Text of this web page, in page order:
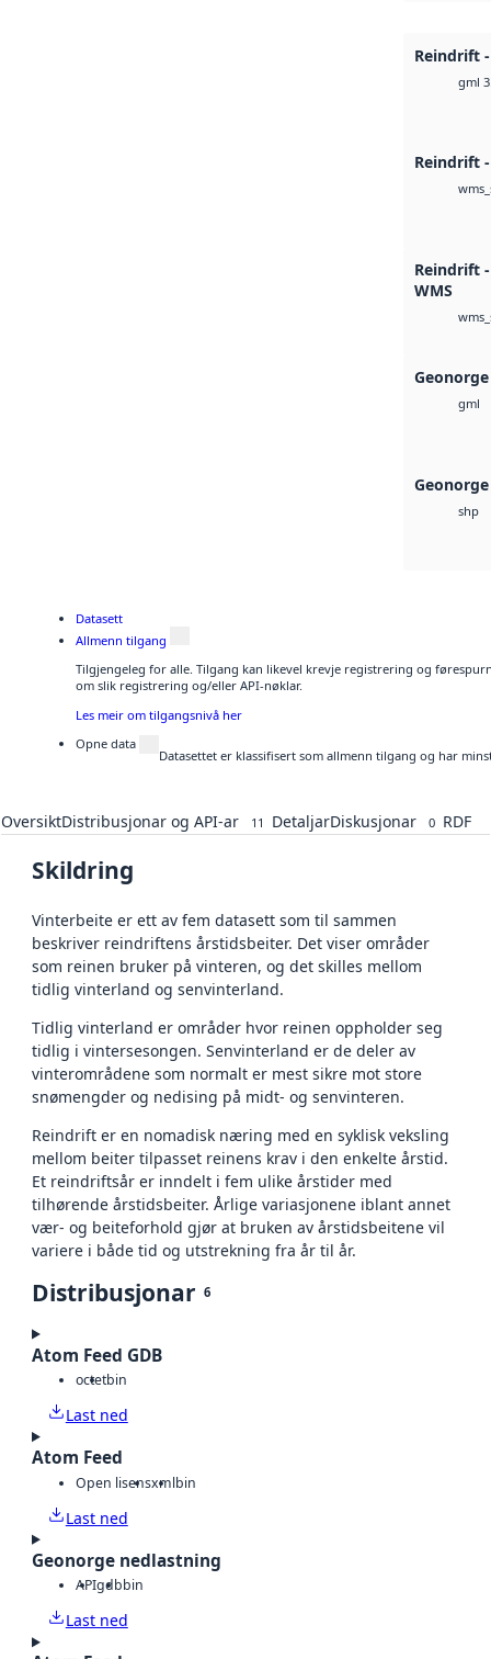
Reindrift
gml
Reindrift
Reindrift
WMS
gml
shp
Datasett
Allmenn tilgang
Tilgjengeleg for alle. Tilgang kan likevel krevje registrering og
om slik registrering og/eller API-nøklar.
Les meir om tilgangsnivå her
Opne data
Datasettet er klassifisert som allmenn tilgang og har
OversiktDistribusjonar og API-ar 11 DetaljarDiskusjonar 0 RDF
Skildring
Vinterbeite er ett av fem datasett som til sammen
beskriver reindriftens årstidsbeiter. Det viser områder
som reinen bruker på vinteren, og det skilles mellom
tidlig vinterland og senvinterland.
Tidlig vinterland er områder hvor reinen oppholder seg
tidlig i vintersesongen. Senvinterland er de deler av
vinterområdene som normalt er mest sikre mot store
snømengder og nedising på midt- og senvinteren.
Reindrift er en nomadisk næring med en syklisk veksling
mellom beiter tilpasset reinens krav i den enkelte årstid.
Et reindriftsår er inndelt i fem ulike årstider med
tilhørende årstidsbeiter. Årlige variasjonene iblant annet
vær- og beiteforhold gjør at bruken av årstidsbeitene vil
variere i både tid og utstrekning fra år til år.
Distribusjonar 6
Atom Feed GDB
octetbin
Last ned
Atom Feed
Open lisensxmlbin
Last ned
Geonorge nedlastning
APIgdbbin
Last ned